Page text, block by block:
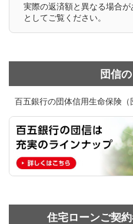
実際の返済額と異なる場合
としてご覧ください。
団信
百五銀行の団体信用生命保険（
住宅ローンご契